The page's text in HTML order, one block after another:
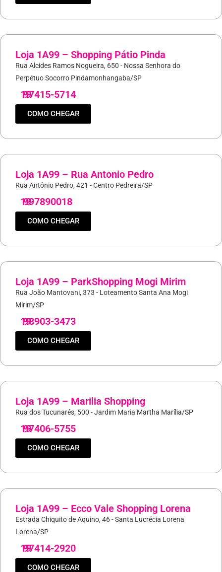
Loja 1A99 – Shopping Pátio Pinda
Rua Alcides Ramos Nogueira, 650 - Nossa Senhora do
Perpétuo Socorro Pindamonhangaba/SP
19
97415-5714
COMO CHEGAR
Loja 1A99 – Rua Antonio Pedro
Rua Antônio Pedro, 421 - Centro Pedreira/SP
19
997890018
COMO CHEGAR
Loja 1A99 – ParkShopping Mogi Mirim
Rua João Mantovani, 373 - Loteamento Santa Ana Mogi
Mirim/SP
19
98903-3473
COMO CHEGAR
Loja 1A99 – Marilia Shopping
Rua dos Tucunarés, 500 - Jardim Maria Martha Marília/SP
19
97406-5755
COMO CHEGAR
Loja 1A99 – Ecco Vale Shopping Lorena
Estrada Chiquito de Aquino, 46 - Santa Lucrécia Lorena
Lorena/SP
19
97414-2920
COMO CHEGAR